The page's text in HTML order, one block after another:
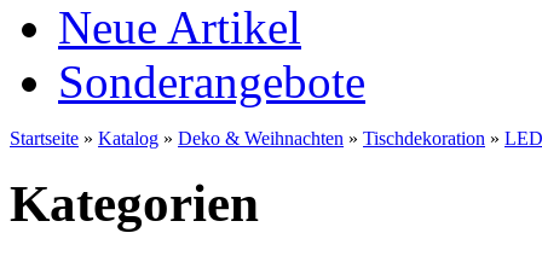
Neue Artikel
Sonderangebote
Startseite » Katalog » Deko & Weihnachten » Tischdekoration »
Kategorien